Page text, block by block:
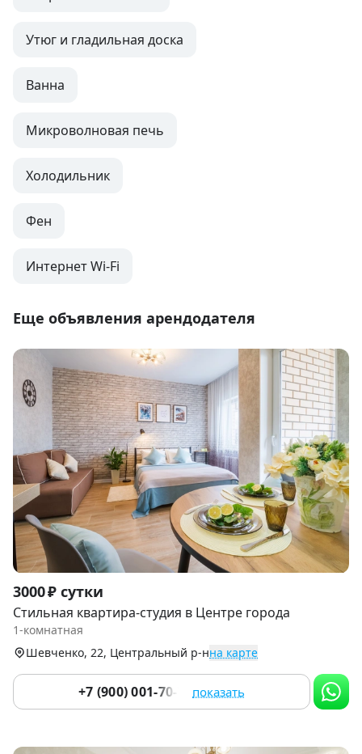
Утюг и гладильная доска
Ванна
Микроволновая печь
Холодильник
Фен
Интернет Wi-Fi
Еще объявления арендодателя
Item
1
of
9
3000 ₽ сутки
Стильная квартира-студия в Центре города
1-комнатная
Шевченко, 22, Центральный р-нна карте
+7 (900) 001-70-76 показать